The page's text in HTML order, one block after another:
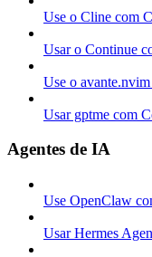
Use o Cline com
Usar o Continue
Use o
Usar gptme com
Agentes de IA
Use OpenClaw
Usar Hermes